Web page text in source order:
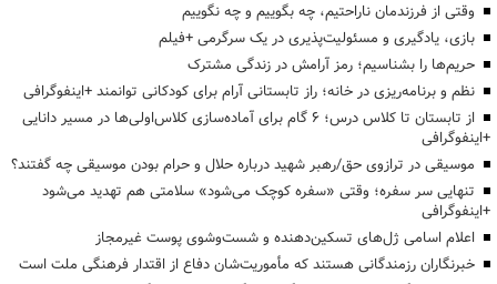
وقتی از فرزندمان ناراحتیم، چه بگوییم و چه نگوییم
بازی، یادگیری و مسئولیت‌پذیری در یک سرگرمی +فیلم
حریم‌ها را بشناسیم؛ رمز آرامش در زندگی مشترک
نظم و برنامه‌ریزی در خانه؛ راز تابستانی آرام برای کودکانی توانمند +اینفوگرافی
از تابستان تا کلاس درس؛ ۶ گام برای آماده‌سازی کلاس‌اولی‌ها در مسیر دانایی
+اینفوگرافی
موسیقی در ترازوی حق/رهبر شهید درباره حلال و حرام بودن موسیقی چه گفتند؟
تنهایی سر سفره؛ وقتی «سفره کوچک می‌شود» سلامتی هم تهدید می‌شود
+اینفوگرافی
اعلام اسامی ژل‌های تسکین‌دهنده و شست‌وشوی پوست غیرمجاز
خبرنگاران رزمندگانی هستند که مأموریت‌شان دفاع از اقتدار فرهنگی ملت است